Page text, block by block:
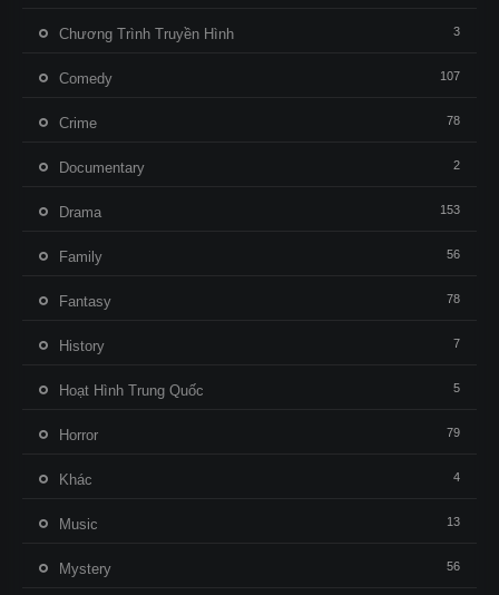
Chương Trình Truyền Hình 3
Comedy 107
Crime 78
Documentary 2
Drama 153
Family 56
Fantasy 78
History 7
Hoạt Hình Trung Quốc 5
Horror 79
Khác 4
Music 13
Mystery 56